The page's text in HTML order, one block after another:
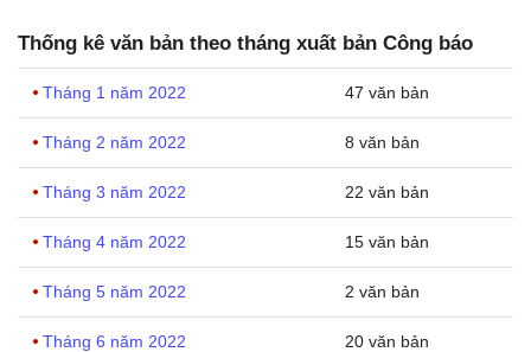
Thống kê văn bản theo tháng xuất bản Công báo
Tháng 1 năm 2022 47 văn bản
Tháng 2 năm 2022 8 văn bản
Tháng 3 năm 2022 22 văn bản
Tháng 4 năm 2022 15 văn bản
Tháng 5 năm 2022 2 văn bản
Tháng 6 năm 2022 20 văn bản